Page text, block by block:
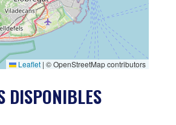
Leaflet | © OpenStreetMap contributors
DISPONIBLES